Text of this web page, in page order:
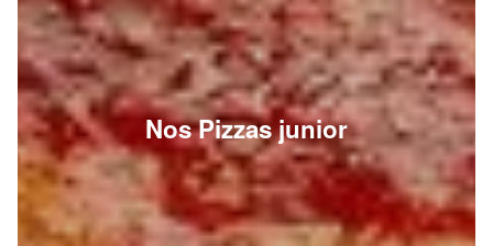
Nos Pizzas junior